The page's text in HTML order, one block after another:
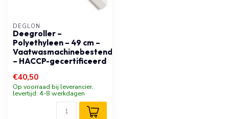
DÉGLON
Deegroller –
Polyethyleen – 49 cm –
Vaatwasmachinebestendig
– HACCP-gecertificeerd
€40,50
Op voorraad bij leverancier,
levertijd: 4-8 werkdagen